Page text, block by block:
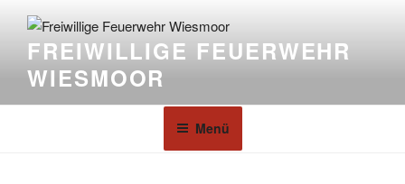
FREIWILLIGE FEUERWEHR
WIESMOOR
Menü